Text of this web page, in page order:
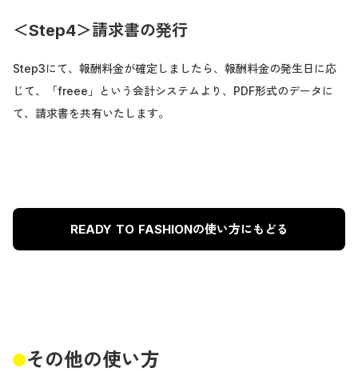
＜Step4＞請求書の発行
Step3にて、報酬料金が確定しましたら、報酬料金の発生日に応
じて、「freee」という会計システムより、PDF形式のデータに
て、請求書を共有いたします。
READY TO FASHIONの使い方にもどる
その他の使い方